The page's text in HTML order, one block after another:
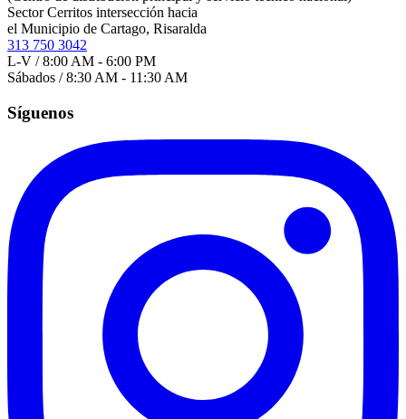
Sector Cerritos intersección hacia
el Municipio de Cartago, Risaralda
313 750 3042
L-V / 8:00 AM - 6:00 PM
Sábados / 8:30 AM - 11:30 AM
Síguenos